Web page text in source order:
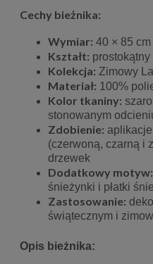
Cechy bieżnika:
Wymiar: 40 × 85
Kształt: prostokątny
Kolekcja: Zimowy
Materiał: 100%
Kolor tkaniny:
stonowanym
Zdobienie:
(czerwoną, czarną i
drzewek
Dodatkowy motyw:
śnieżynki i płatki
Zastosowanie:
świątecznym i
Opis bieżnika: